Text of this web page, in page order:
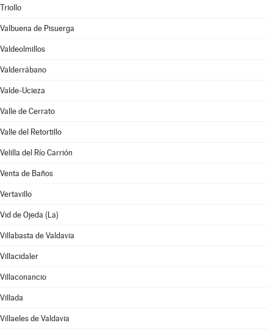
Triollo
Valbuena de Pisuerga
Valdeolmillos
Valderrábano
Valde-Ucieza
Valle de Cerrato
Valle del Retortillo
Velilla del Río Carrión
Venta de Baños
Vertavillo
Vid de Ojeda (La)
Villabasta de Valdavia
Villacidaler
Villaconancio
Villada
Villaeles de Valdavia